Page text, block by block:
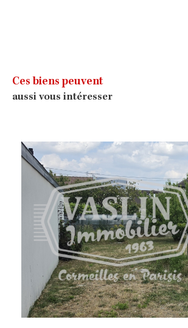
Ces biens peuvent
aussi vous intéresser